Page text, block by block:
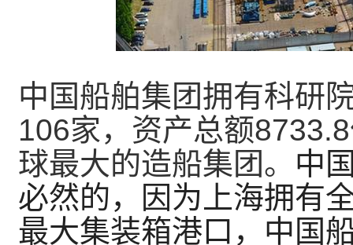
中国船舶集团拥有科研
106家，资产总额
球最大的造船集团。 中
必然的，因为上海拥有
最大集装箱港口，中国